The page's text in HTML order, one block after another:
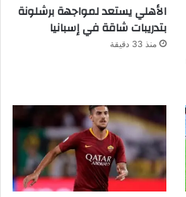
الأهلي يستعد لمواجهة برشلونة
بتدريبات شاقة في إسبانيا
منذ 33 دقيقة